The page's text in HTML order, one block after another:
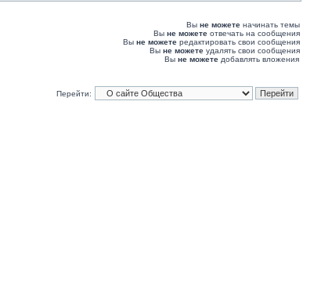
Вы не можете начинать темы
Вы не можете отвечать на сообщения
Вы не можете редактировать свои сообщения
Вы не можете удалять свои сообщения
Вы не можете добавлять вложения
Перейти: